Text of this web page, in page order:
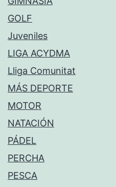
GOLF
Juveniles
LIGA ACYDMA
Lliga Comunitat
MÁS DEPORTE
MOTOR
NATACIÓN
PÁDEL
PERCHA
PESCA